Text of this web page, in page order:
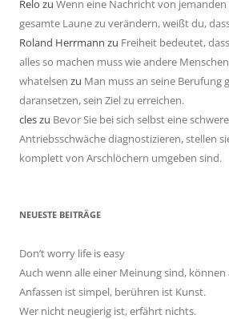
Relo zu Wenn eine Nachricht von
gesamte Laune zu verändern, weißt du,
Roland Herrmann zu Freiheit bedeutet,
alles so machen muss wie andere
whatelsen zu Man muss an seine Berufung
daransetzen, sein Ziel zu erreichen.
cleszu Bevor Sie bei sich selbst eine
Antriebsschwäche diagnostizieren, stellen
komplett von Arschlöchern umgeben sind.
NEUESTE BEITRÄGE
Don’t worry life is easy
Auch wenn alle einer Meinung sind,
Anfassen ist simpel, berühren ist Kunst.
Wer nicht neugierig ist, erfährt nichts.